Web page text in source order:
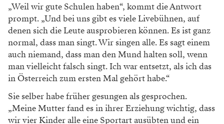
„Weil wir gute Schulen haben“, kommt die Antwort
prompt. „Und bei uns gibt es viele Livebühnen, auf
denen sich die Leute ausprobieren können. Es ist ganz
normal, dass man singt. Wir singen alle. Es sagt einem
auch niemand, dass man den Mund halten soll, wenn
man vielleicht falsch singt. Ich war entsetzt, als ich das
in Österreich zum ersten Mal gehört habe.“
Sie selber habe früher gesungen als gesprochen.
„Meine Mutter fand es in ihrer Erziehung wichtig, dass
wir vier Kinder alle eine Sportart ausübten und ein